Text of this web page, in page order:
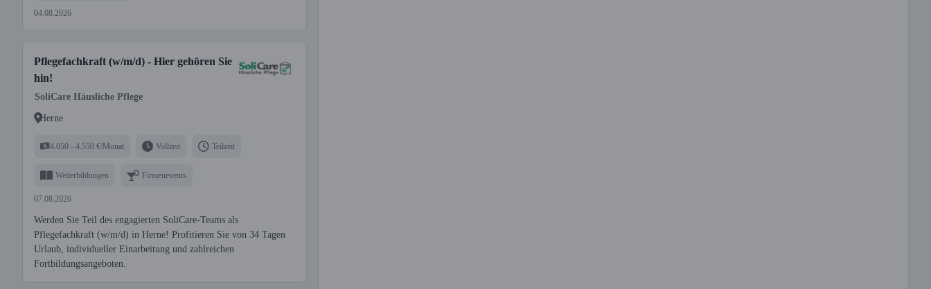
04.08.2026
Pflegefachkraft (w/m/d) - Hier gehören Sie
hin!
SoliCare Häusliche Pflege
Herne
4.050 - 4.550 €/Monat Vollzeit Teilzeit
Weiterbildungen Firmenevents
07.08.2026
Werden Sie Teil des engagierten SoliCare-Teams als
Pflegefachkraft (w/m/d) in Herne! Profitieren Sie von 34 Tagen
Urlaub, individueller Einarbeitung und zahlreichen
Fortbildungsangeboten.